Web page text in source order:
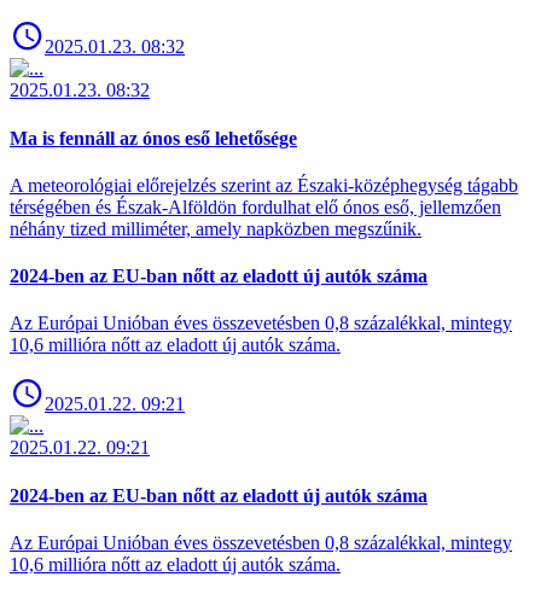
2025.01.23. 08:32
2025.01.23. 08:32
Ma is fennáll az ónos eső lehetősége
A meteorológiai előrejelzés szerint az Északi-középhegység tágabb
térségében és Észak-Alföldön fordulhat elő ónos eső, jellemzően
néhány tized milliméter, amely napközben megszűnik.
2024-ben az EU-ban nőtt az eladott új autók száma
Az Európai Unióban éves összevetésben 0,8 százalékkal, mintegy
10,6 millióra nőtt az eladott új autók száma.
2025.01.22. 09:21
2025.01.22. 09:21
2024-ben az EU-ban nőtt az eladott új autók száma
Az Európai Unióban éves összevetésben 0,8 százalékkal, mintegy
10,6 millióra nőtt az eladott új autók száma.